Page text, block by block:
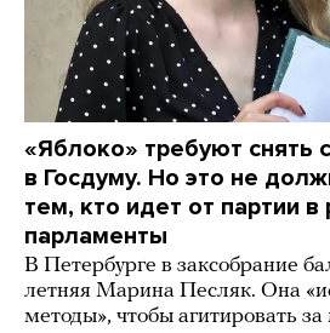
«Яблоко» требуют снять
в Госдуму. Но это не
тем, кто идет от партии
парламенты
В Петербурге в заксобрание
летняя Марина Песляк. Она
методы», чтобы агитировать